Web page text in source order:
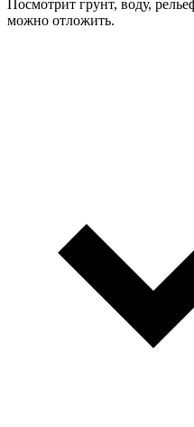
Посмотрит грунт, воду,
можно отложить.